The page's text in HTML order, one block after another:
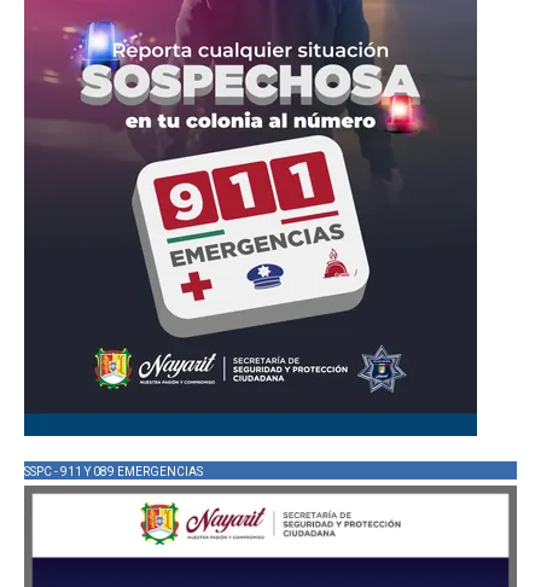
SSPC - 911 Y 089 EMERGENCIAS